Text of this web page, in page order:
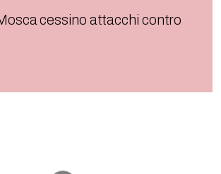
cessino attacchi contro